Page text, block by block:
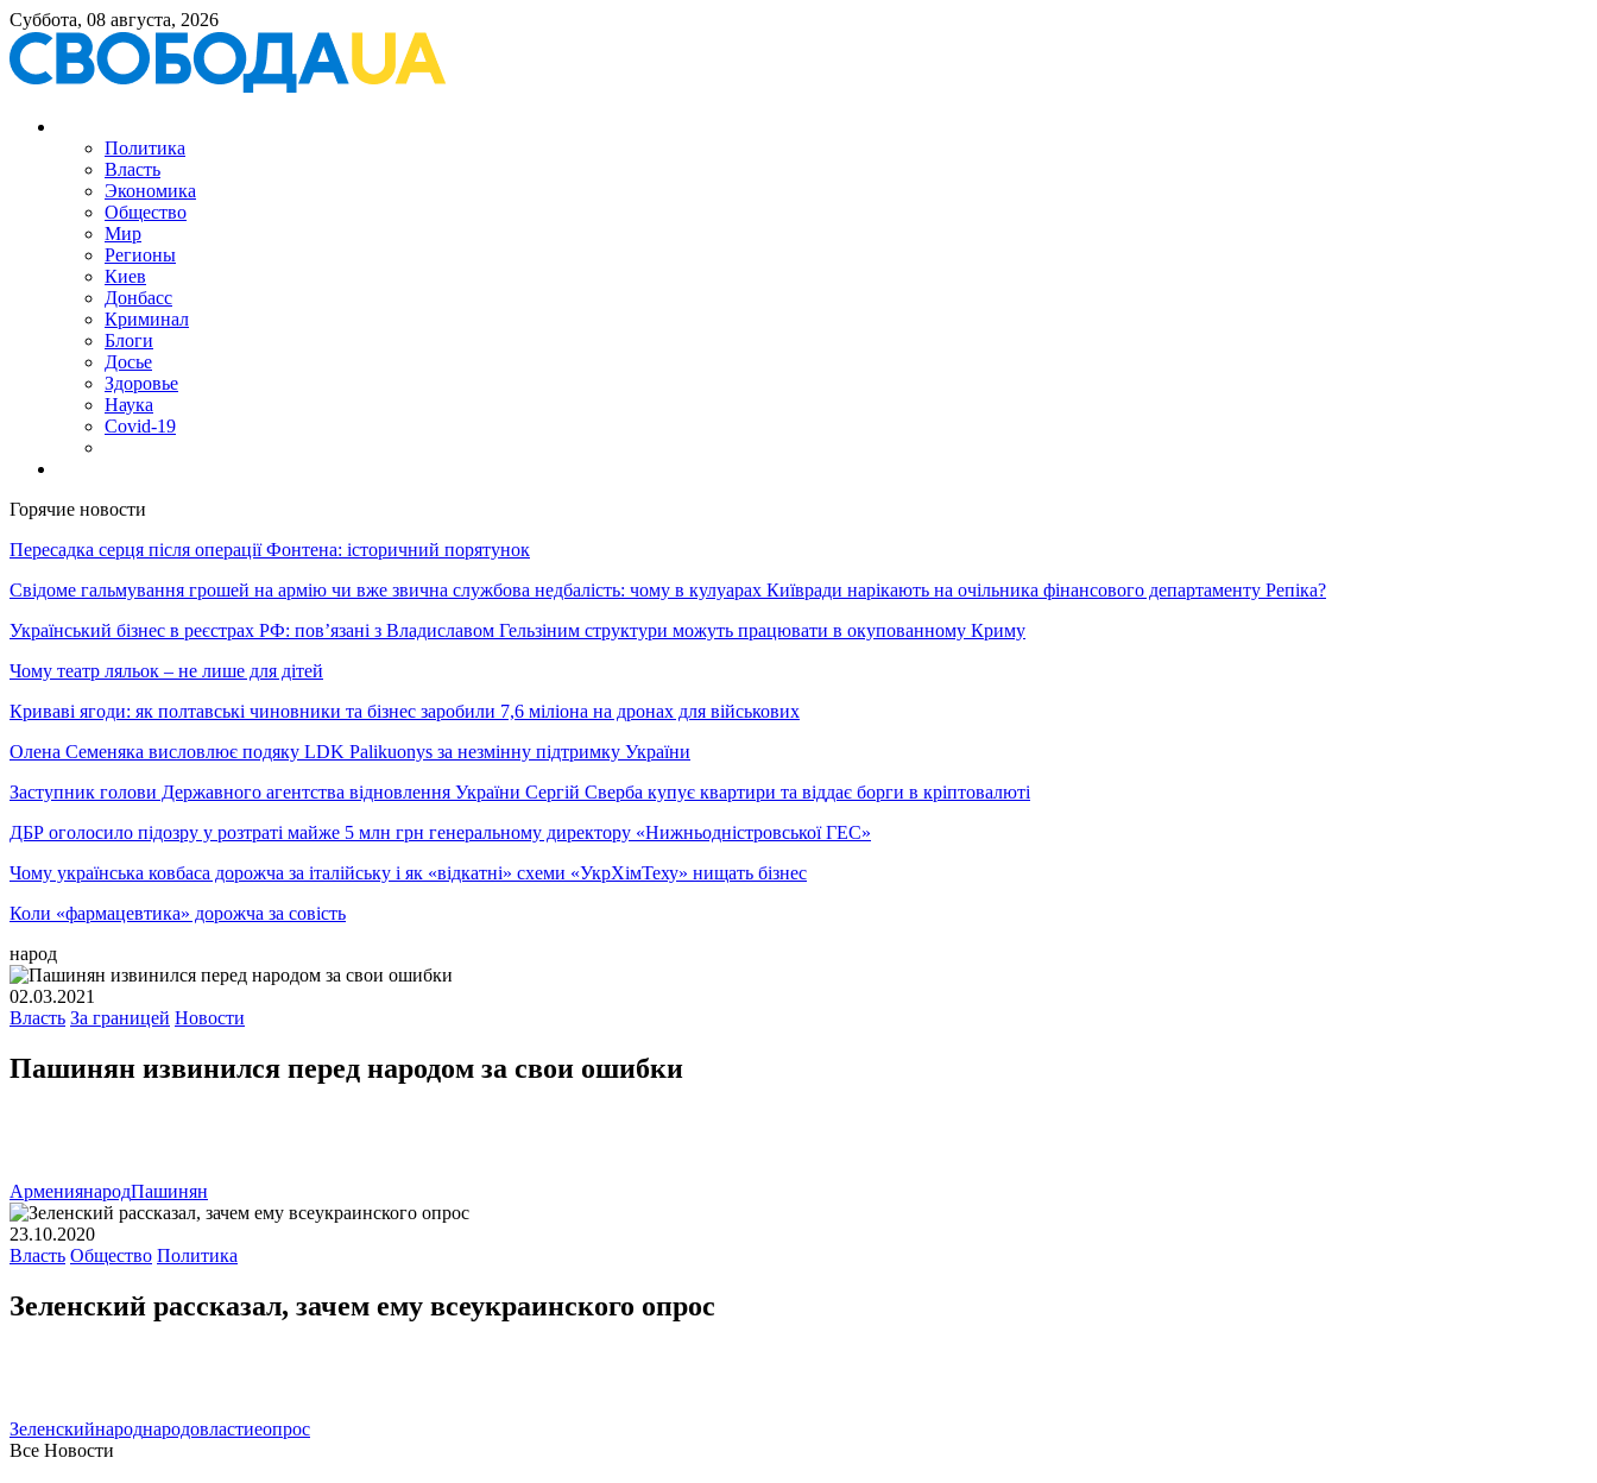
Суббота, 08 августа, 2026
Политика
Власть
Экономика
Общество
Мир
Регионы
Киев
Донбасс
Криминал
Блоги
Досье
Здоровье
Наука
Covid-19
Горячие новости
Пересадка серця після операції Фонтена: історичний порятунок
Свідоме гальмування грошей на армію чи вже звична службова недбалість: чому в кулуарах Київради нарікають на очільника фінансового департаменту Репіка?
Український бізнес в реєстрах РФ: пов’язані з Владиславом Гельзіним структури можуть працювати в окупованному Криму
Чому театр ляльок – не лише для дітей
Криваві ягоди: як полтавські чиновники та бізнес заробили 7,6 міліона на дронах для військових
Олена Семеняка висловлює подяку LDK Palikuonys за незмінну підтримку України
Заступник голови Державного агентства відновлення України Сергій Сверба купує квартири та віддає борги в кріптовалюті
ДБР оголосило підозру у розтраті майже 5 млн грн генеральному директору «Нижньодністровської ГЕС»
Чому українська ковбаса дорожча за італійську і як «відкатні» схеми «УкрХімТеху» нищать бізнес
Коли «фармацевтика» дорожча за совість
народ
02.03.2021
Власть За границей Новости
Пашинян извинился перед народом за свои ошибки
АрмениянародПашинян
23.10.2020
Власть Общество Политика
Зеленский рассказал, зачем ему всеукраинского опрос
Зеленскийнароднародовластиеопрос
Все Новости